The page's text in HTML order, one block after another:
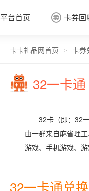
平台首页  卡券回
 卡券回
卡卡礼品网首页 > 卡券
32一卡通
32卡（即：32
由一群来自麻省理
游戏、手机游戏、
32一卡通兑